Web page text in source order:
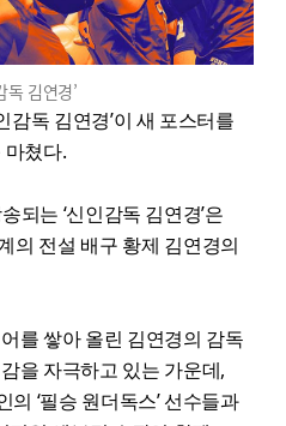
독 김연경’
감독 김연경’이 새 포스터를
마쳤다.
되는 ‘신인감독 김연경’은
의 전설 배구 황제 김연경의
를 쌓아 올린 김연경의 감독
을 자극하고 있는 가운데,
‘필승 원더독스’ 선수들과